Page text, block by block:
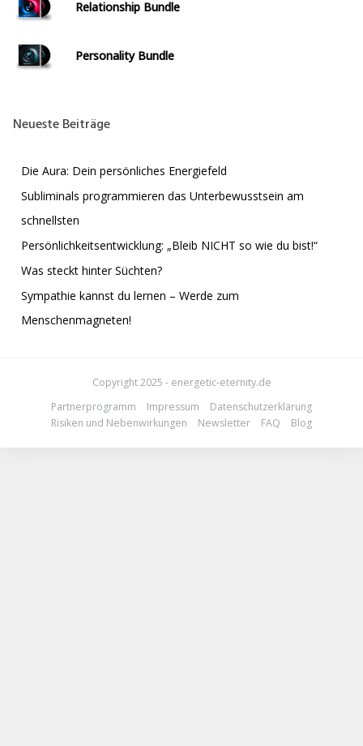
Relationship Bundle
Personality Bundle
Neueste Beiträge
Die Aura: Dein persönliches Energiefeld
Subliminals programmieren das Unterbewusstsein am
schnellsten
Persönlichkeitsentwicklung: „Bleib NICHT so wie du bist!“
Was steckt hinter Süchten?
Sympathie kannst du lernen – Werde zum
Menschenmagneten!
Copyright 2025 - energetic-eternity.de
Partnerprogramm
Impressum
Datenschutzerklärung
Risiken und Nebenwirkungen
Newsletter FAQ Blog